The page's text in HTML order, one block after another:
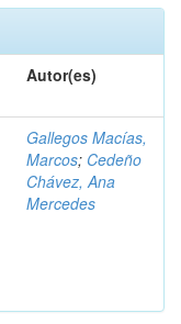
Autor(es)
Gallegos Macías,
Marcos; Cedeño
Chávez, Ana
Mercedes